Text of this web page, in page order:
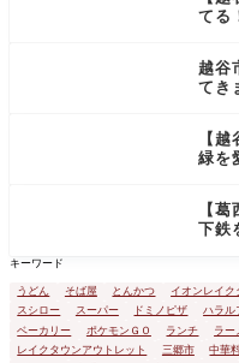
てる
越谷
てき
【
緑を
【
下鉄
キーワード
うどん そば屋 とんかつ イオンレイク
スシロー
スーパー ドミノピザ ハラル
ベーカリー
ポケモンＧＯ ランチ ラー
レイクタウンアウトレット
三郷市 中華